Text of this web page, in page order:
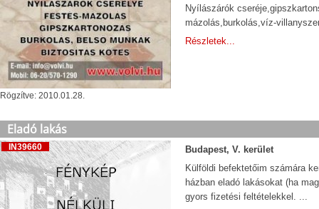
Rögzítve: 2010.01.28.
Nyílászárók
mázolás,burkolás,víz-
Részletek...
Eladó lakás
IN39660
Budapest, V. kerület
Külföldi befektetőim számára
házban eladó lakásokat (ha
gyors fizetési feltételekkel. ...